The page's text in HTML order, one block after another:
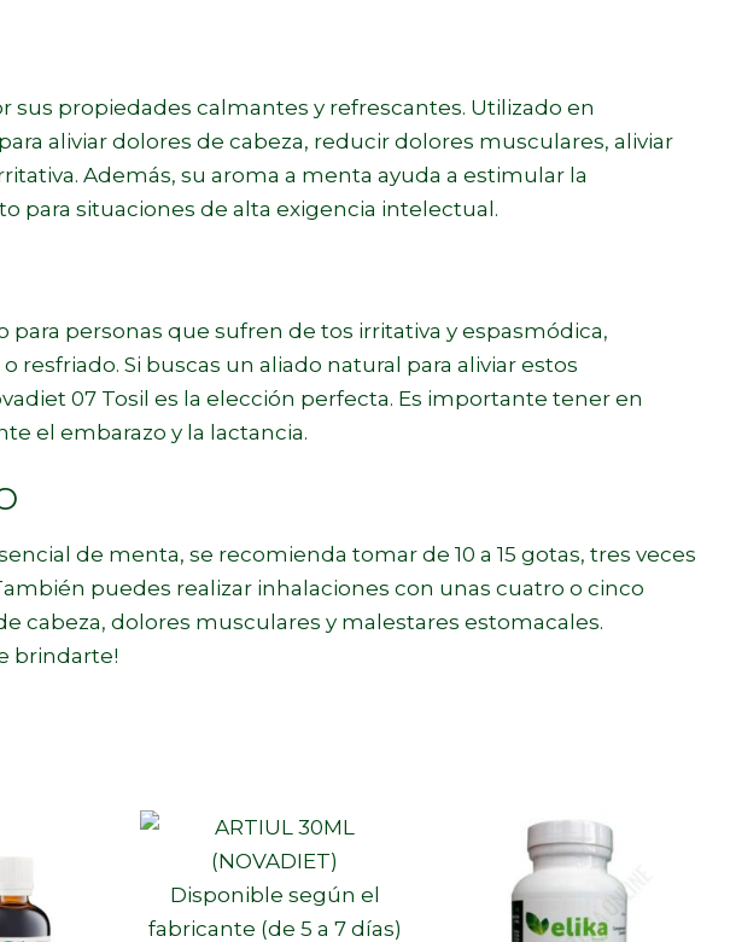
sus propiedades calmantes y refrescantes. Utilizado en
aliviar dolores de cabeza, reducir dolores musculares, aliviar
Además, su aroma a menta ayuda a estimular la
para situaciones de alta exigencia intelectual.
personas que sufren de tos irritativa y espasmódica,
resfriado. Si buscas un aliado natural para aliviar estos
07 Tosil es la elección perfecta. Es importante tener en
el embarazo y la lactancia.
de menta, se recomienda tomar de 10 a 15 gotas, tres veces
puedes realizar inhalaciones con unas cuatro o cinco
cabeza, dolores musculares y malestares estomacales.
brindarte!
Disponible según el
fabricante (de 5 a 7 días)